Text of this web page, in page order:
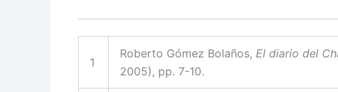
1
Roberto Gómez Bolaños, El diario del
2005), pp. 7-10.